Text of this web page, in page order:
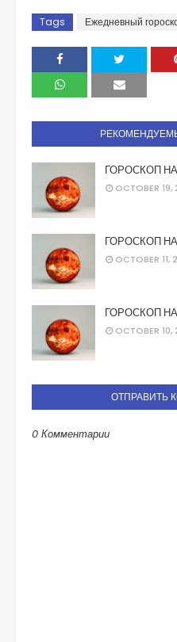
Tags Ежедневный
ГОРОСКОП
OCTOBER 19,
ГОРОСКОП
OCTOBER 11,
ГОРОСКОП
OCTOBER 10,
ОТПРАВИТЬ
0 Комментарии